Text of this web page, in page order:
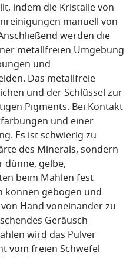
indem die Kristalle von
manuell von
werden die
metallfreien Umgebung
und
Das metallfreie
und der Schlüssel zur
Pigments. Bei Kontakt
und einer
Es ist schwierig zu
des Minerals, sondern
dünne, gelbe,
beim Mahlen fest
können gebogen und
Hand voneinander zu
Geräusch
wird das Pulver
vom freien Schwefel